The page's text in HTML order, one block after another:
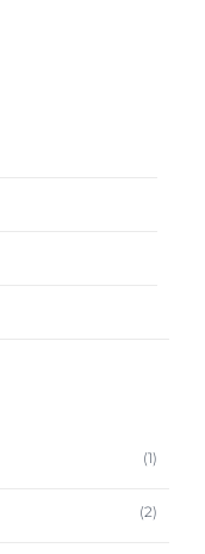
(1)
(2)